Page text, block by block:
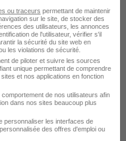
Compiègne
loisirs Compiègne
ou traceurs permettant de maintenir
sur le site, de stocker des
des utilisateurs, les annonces
de l'utilisateur, vérifier s'il
la sécurité du site web en
les violations de sécurité.
de piloter et suivre les sources
unique permettant de comprendre
et nos applications en fonction
de nos utilisateurs afin
dans nos sites beaucoup plus
personnaliser les interfaces de
des offres d'emploi ou